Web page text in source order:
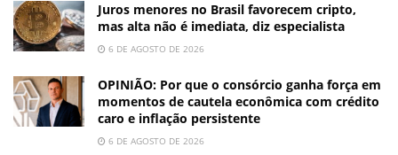
Juros menores no Brasil favorecem cripto,
mas alta não é imediata, diz especialista
6 DE AGOSTO DE 2026
OPINIÃO: Por que o consórcio ganha força em
momentos de cautela econômica com crédito
caro e inflação persistente
6 DE AGOSTO DE 2026